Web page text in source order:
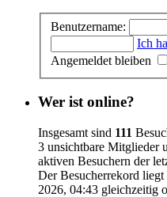
Benutzername:
Ich
Angemeldet bleiben
Wer ist online?
Insgesamt sind 111
3 unsichtbare Mitglieder
aktiven Besuchern der
Der Besucherrekord liegt
2026, 04:43 gleichzeitig